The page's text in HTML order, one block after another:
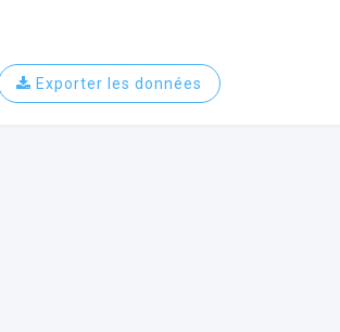
Exporter les données